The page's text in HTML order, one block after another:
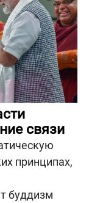
связи
принципах,
буддизм